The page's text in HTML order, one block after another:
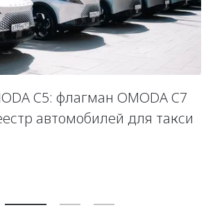
C5: флагман OMODA C7
автомобилей для такси